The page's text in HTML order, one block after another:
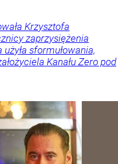
Krzysztofa
zaprzysiężenia
sformułowania,
Kanału Zero pod